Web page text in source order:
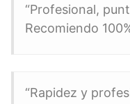
“Profesional,
Recomiendo
“Rapidez y